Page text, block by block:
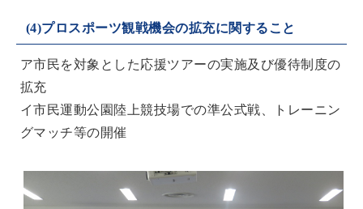
(4)プロスポーツ観戦機会の拡充に関すること
ア市民を対象とした応援ツアーの実施及び優待制度の
拡充
イ市民運動公園陸上競技場での準公式戦、トレーニン
グマッチ等の開催